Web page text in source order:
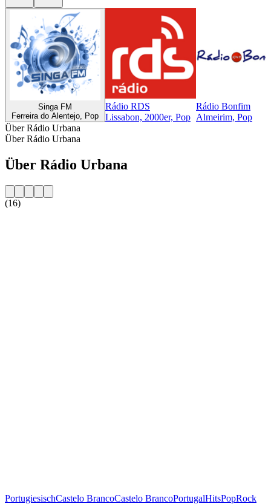
Singa FM
Ferreira do Alentejo, Pop
Rádio RDS
Lissabon, 2000er, Pop
Rádio Bonfim
Almeirim, Pop
Über Rádio Urbana
Über Rádio Urbana
Über Rádio Urbana
(16)
PortugiesischCastelo BrancoCastelo BrancoPortugalHitsPopRock